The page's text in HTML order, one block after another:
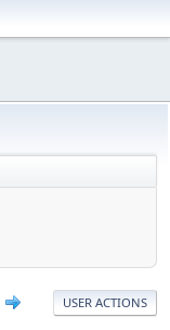
USER ACTIONS